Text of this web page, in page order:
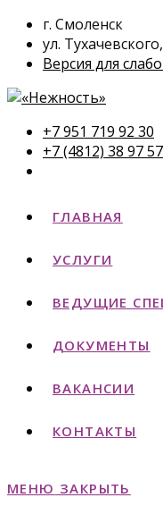
г. Смоленск
ул.
Версия для
+7 951 719 92 30
+7 (4812) 38 97 57
ГЛАВНАЯ
УСЛУГИ
ВЕДУЩИЕ
ДОКУМЕНТЫ
ВАКАНСИИ
КОНТАКТЫ
МЕНЮ ЗАКРЫТЬ